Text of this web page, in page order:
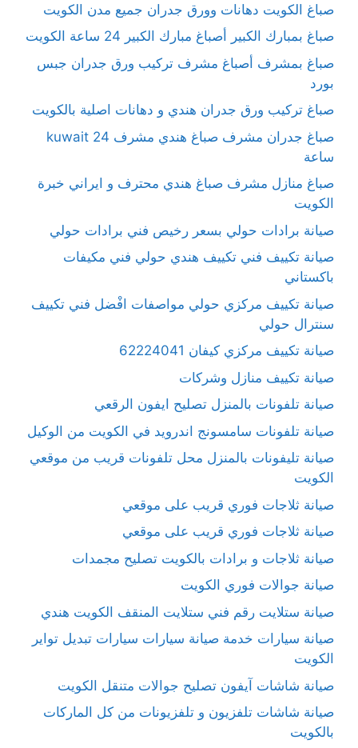
صباغ الكويت دهانات وورق جدران جميع مدن الكويت
صباغ بمبارك الكبير أصباغ مبارك الكبير 24 ساعة الكويت
صباغ بمشرف أصباغ مشرف تركيب ورق جدران جبس
بورد
صباغ تركيب ورق جدران هندي و دهانات اصلية بالكويت
صباغ جدران مشرف صباغ هندي مشرف kuwait 24
ساعة
صباغ منازل مشرف صباغ هندي محترف و ايراني خبرة
الكويت
صيانة برادات حولي بسعر رخيص فني برادات حولي
صيانة تكييف فني تكييف هندي حولي فني مكيفات
باكستاني
صيانة تكييف مركزي حولي مواصفات افْضل فني تكييف
سنترال حولي
صيانة تكييف مركزي كيفان 62224041
صيانة تكييف منازل وشركات
صيانة تلفونات بالمنزل تصليح ايفون الرقعي
صيانة تلفونات سامسونج اندرويد في الكويت من الوكيل
صيانة تليفونات بالمنزل محل تلفونات قريب من موقعي
الكويت
صيانة ثلاجات فوري قريب على موقعي
صيانة ثلاجات فوري قريب على موقعي
صيانة ثلاجات و برادات بالكويت تصليح مجمدات
صيانة جوالات فوري الكويت
صيانة ستلايت رقم فني ستلايت المنقف الكويت هندي
صيانة سيارات خدمة صيانة سيارات سيارات تبديل تواير
الكويت
صيانة شاشات آيفون تصليح جوالات متنقل الكويت
صيانة شاشات تلفزيون و تلفزيونات من كل الماركات
بالكويت